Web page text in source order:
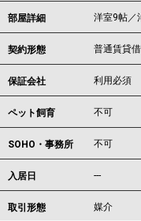
部屋詳細 洋室9帖／
契約形態 普通賃貸
保証会社 利用必須
ペット飼育 不可
SOHO・事務所 不可
入居日 ---
取引形態 媒介